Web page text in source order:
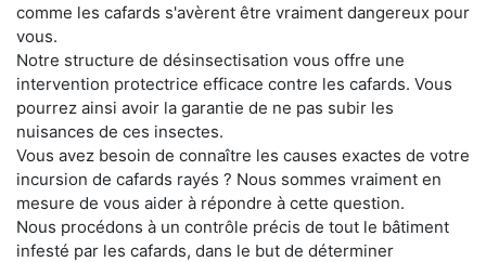
comme les cafards s'avèrent être vraiment dangereux pour
vous.
Notre structure de désinsectisation vous offre une
intervention protectrice efficace contre les cafards. Vous
pourrez ainsi avoir la garantie de ne pas subir les
nuisances de ces insectes.
Vous avez besoin de connaître les causes exactes de votre
incursion de cafards rayés ? Nous sommes vraiment en
mesure de vous aider à répondre à cette question.
Nous procédons à un contrôle précis de tout le bâtiment
infesté par les cafards, dans le but de déterminer